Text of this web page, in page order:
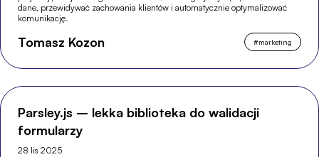
dane, przewidywać zachowania klientów i automatycznie optymalizować
komunikację.
Tomasz Kozon #marketing
Parsley.js – lekka biblioteka do walidacji
formularzy
28 lis 2025